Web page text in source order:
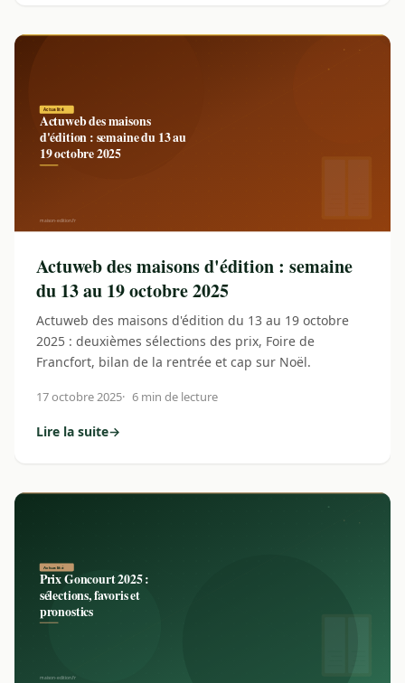
Actuweb des maisons d'édition : semaine
du 13 au 19 octobre 2025
Actuweb des maisons d'édition du 13 au 19 octobre
2025 : deuxièmes sélections des prix, Foire de
Francfort, bilan de la rentrée et cap sur Noël.
17 octobre 2025 6 min de lecture
Lire la suite
: Actuweb des maisons d'édition : semaine du 13 au 19
→